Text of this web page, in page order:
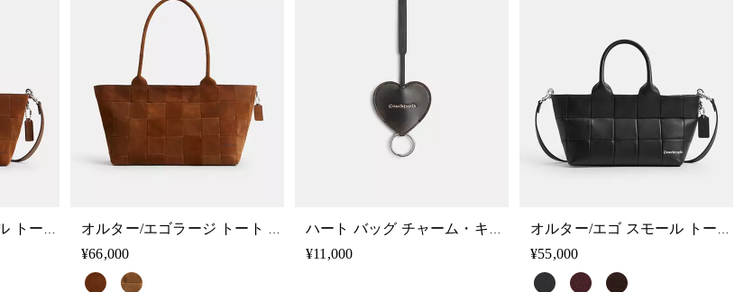
オルター/エゴ スモール トート バッグ・スクラップ スエード オルター/エゴラージ トート バッグ・スクラップ スエード
¥66,000
ハート バッグ チャーム・キー リング・スクラップ レザー
¥11,000
オルター/エゴ スモール トート バッグ・スクラップ レザー
¥55,000